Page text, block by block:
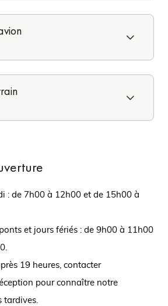
: de 7h00 à 12h00 et de 15h00 à
et jours fériés : de 9h00 à 11h00
19 heures, contacter
pour connaître notre
tardives.